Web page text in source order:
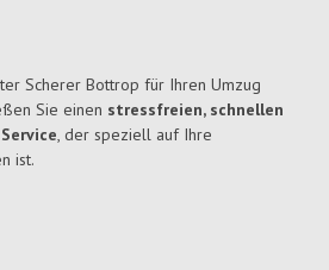
Scherer Bottrop für Ihren Umzug
Sie einen stressfreien, schnellen
, der speziell auf Ihre
ist.